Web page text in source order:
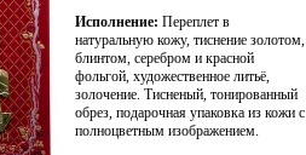
Исполнение: Переплет в
натуральную кожу, тиснение золотом,
блинтом, серебром и красной
фольгой, художественное литьё,
золочение. Тисненый, тонированный
обрез, подарочная упаковка из кожи с
полноцветным изображением.